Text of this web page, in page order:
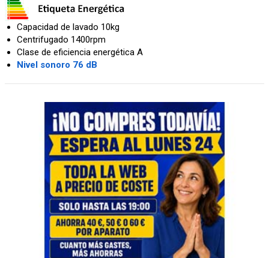
Capacidad de lavado 10kg
Centrifugado 1400rpm
Clase de eficiencia energética A
Nivel sonoro 76 dB